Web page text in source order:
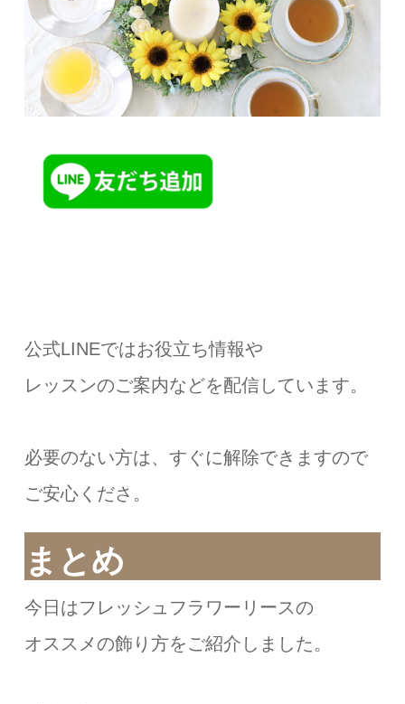
公式LINEではお役立ち情報や
レッスンのご案内などを配信しています。
必要のない方は、すぐに解除できますので
ご安心くださ。
まとめ
今日はフレッシュフラワーリースの
オススメの飾り方をご紹介しました。